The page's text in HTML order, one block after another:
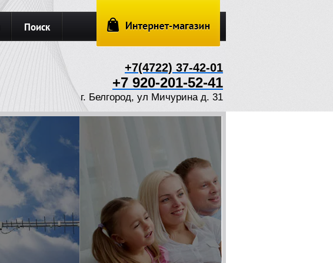
Поиск
+7(4722) 37-42-01
+7 920-201-52-41
г. Белгород, ул Мичурина д. 31